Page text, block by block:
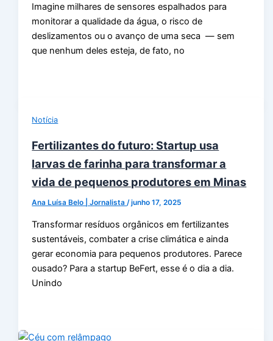
Imagine milhares de sensores espalhados para
monitorar a qualidade da água, o risco de
deslizamentos ou o avanço de uma seca — sem
que nenhum deles esteja, de fato, no
Notícia
Fertilizantes do futuro: Startup usa
larvas de farinha para transformar a
vida de pequenos produtores em Minas
Ana Luísa Belo | Jornalista/junho 17, 2025
Transformar resíduos orgânicos em fertilizantes
sustentáveis, combater a crise climática e ainda
gerar economia para pequenos produtores. Parece
ousado? Para a startup BeFert, esse é o dia a dia.
Unindo